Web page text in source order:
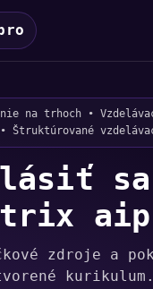
na trhoch •
• Štruktúrované
sa
zdroje a